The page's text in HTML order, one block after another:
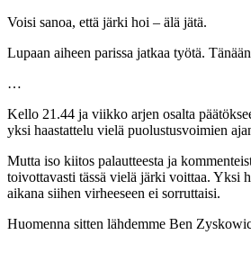
Voisi sanoa, että järki hoi – älä jätä.
Lupaan aiheen parissa jatkaa työtä.
…
Kello 21.44 ja viikko arjen osalta
yksi haastattelu vielä puolustusvoimien
Mutta iso kiitos palautteesta ja
toivottavasti tässä vielä järki voittaa. Yksi
aikana siihen virheeseen ei sorruttaisi.
Huomenna sitten lähdemme Ben